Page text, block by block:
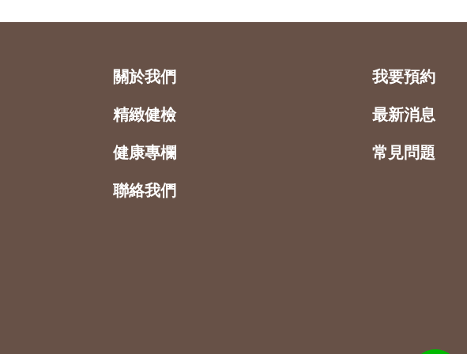
關於我們
我要預約
精緻健檢
最新消息
健康專欄
常見問題
聯絡我們